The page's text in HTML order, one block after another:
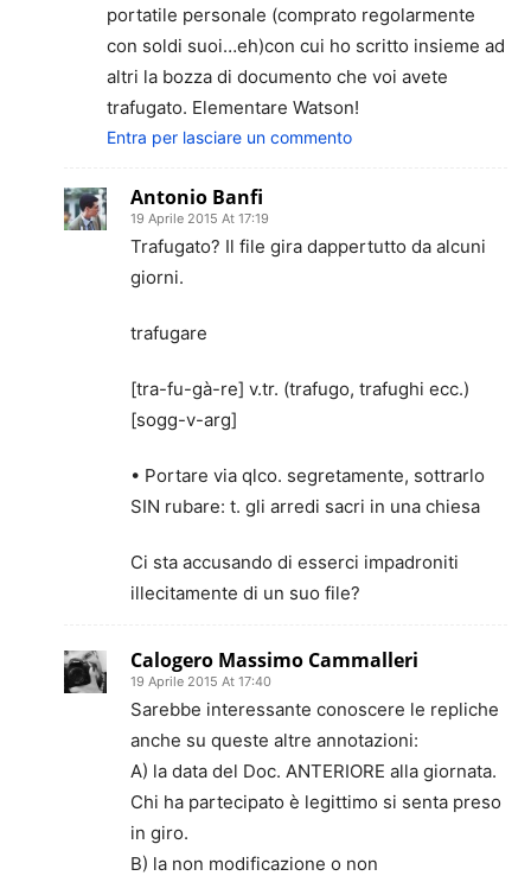
portatile personale (comprato regolarmente
con soldi suoi…eh)con cui ho scritto insieme ad
altri la bozza di documento che voi avete
trafugato. Elementare Watson!
Entra per lasciare un commento
Antonio Banfi
19 Aprile 2015 At 17:19
Trafugato? Il file gira dappertutto da alcuni
giorni.
trafugare
[tra-fu-gà-re] v.tr. (trafugo, trafughi ecc.)
[sogg-v-arg]
• Portare via qlco. segretamente, sottrarlo
SIN rubare: t. gli arredi sacri in una chiesa
Ci sta accusando di esserci impadroniti
illecitamente di un suo file?
Calogero Massimo Cammalleri
19 Aprile 2015 At 17:40
Sarebbe interessante conoscere le repliche
anche su queste altre annotazioni:
A) la data del Doc. ANTERIORE alla giornata.
Chi ha partecipato è legittimo si senta preso
in giro.
B) la non modificazione o non